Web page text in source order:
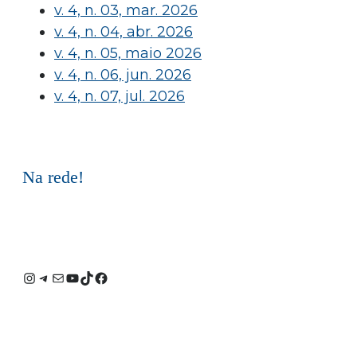
v. 4, n. 03, mar. 2026
v. 4, n. 04, abr. 2026
v. 4, n. 05, maio 2026
v. 4, n. 06, jun. 2026
v. 4, n. 07, jul. 2026
Na rede!
Instagram
Telegram
E-Youtube
TikTok
Facebook